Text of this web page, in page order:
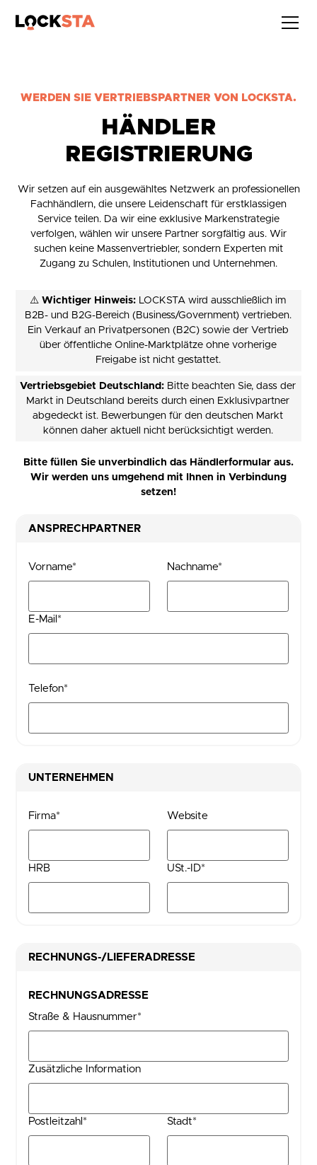
WERDEN SIE VERTRIEBSPARTNER VON LOCKSTA.
HÄNDLER
REGISTRIERUNG
Wir setzen auf ein ausgewähltes Netzwerk an professionellen
Fachhändlern, die unsere Leidenschaft für erstklassigen
Service teilen. Da wir eine exklusive Markenstrategie
verfolgen, wählen wir unsere Partner sorgfältig aus. Wir
suchen keine Massenvertriebler, sondern Experten mit
Zugang zu Schulen, Institutionen und Unternehmen.
⚠️Wichtiger Hinweis: LOCKSTA wird ausschließlich im
B2B- und B2G-Bereich (Business/Government) vertrieben.
Ein Verkauf an Privatpersonen (B2C) sowie der Vertrieb
über öffentliche Online-Marktplätze ohne vorherige
Freigabe ist nicht gestattet.
Vertriebsgebiet Deutschland: Bitte beachten Sie, dass der
Markt in Deutschland bereits durch einen Exklusivpartner
abgedeckt ist. Bewerbungen für den deutschen Markt
können daher aktuell nicht berücksichtigt werden.
Bitte füllen Sie unverbindlich das Händlerformular aus.
Wir werden uns umgehend mit Ihnen in Verbindung
setzen!
ANSPRECHPARTNER
Vorname* Nachname*
E-Mail*
Telefon*
UNTERNEHMEN
Firma* Website
HRB USt.-ID*
RECHNUNGS-/LIEFERADRESSE
RECHNUNGSADRESSE
Straße & Hausnummer*
Zusätzliche Information
Postleitzahl* Stadt*